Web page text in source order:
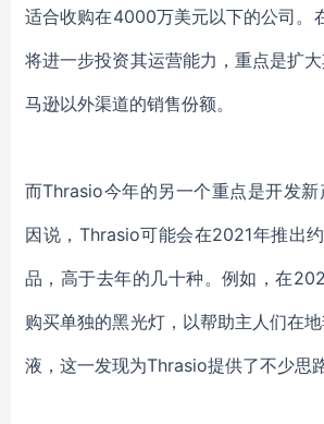
适合收购在4000万美元以下的公司。
将进一步投资其运营能力，重点是扩
马逊以外渠道的销售份额。
而Thrasio今年的另一个重点是开发
因说， Thrasio可能会在2021年推出
品，高于去年的几十种。例如，在
购买单独的黑光灯，以帮助主人们在
液 ， 这一发现为Thrasio提供了不少思